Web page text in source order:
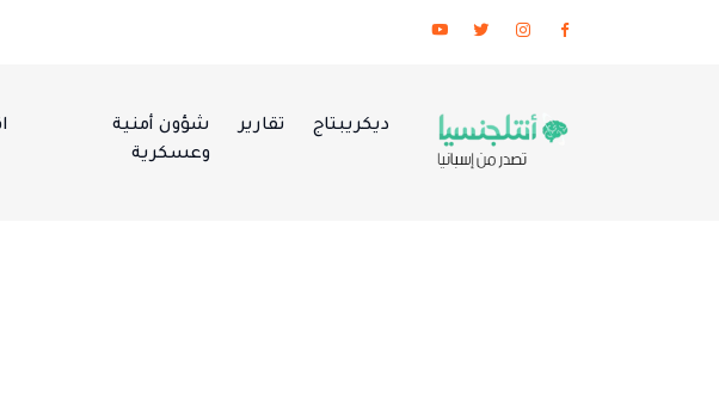
ديكريبتاج تقارير
شؤون أمنية
وعسكرية